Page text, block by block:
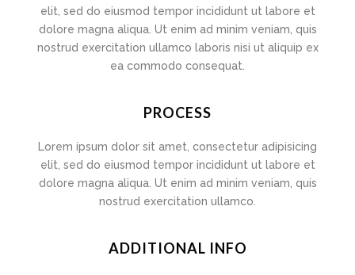
elit, sed do eiusmod tempor incididunt ut labore et
dolore magna aliqua. Ut enim ad minim veniam, quis
nostrud exercitation ullamco laboris nisi ut aliquip ex
ea commodo consequat.
PROCESS
Lorem ipsum dolor sit amet, consectetur adipisicing
elit, sed do eiusmod tempor incididunt ut labore et
dolore magna aliqua. Ut enim ad minim veniam, quis
nostrud exercitation ullamco.
ADDITIONAL INFO